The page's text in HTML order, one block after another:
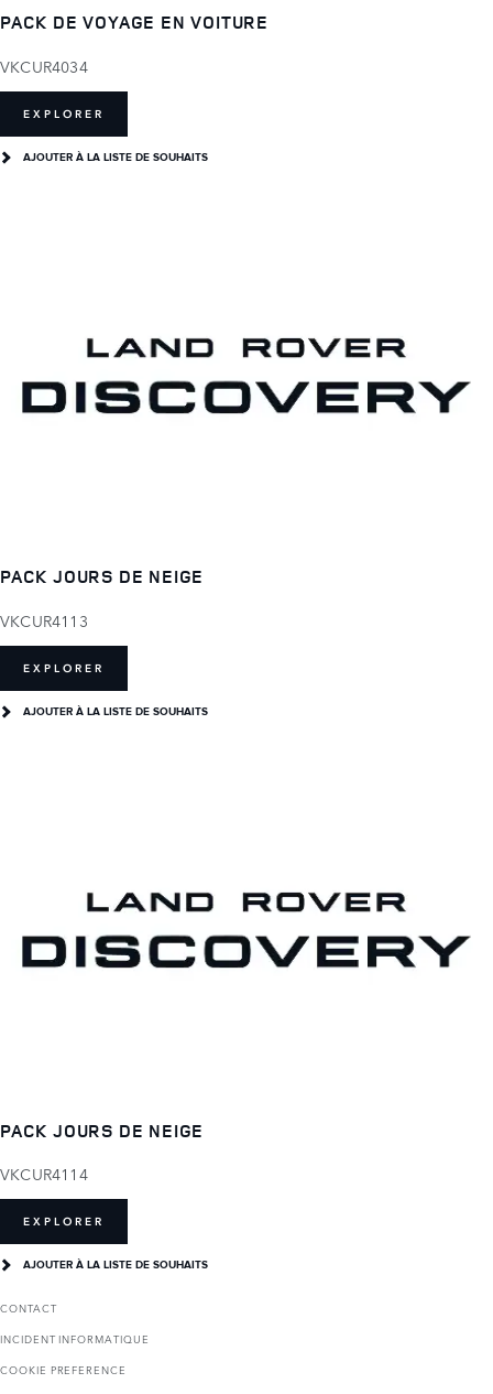
PACK DE VOYAGE EN VOITURE
VKCUR4034
EXPLORER
AJOUTER À LA LISTE DE SOUHAITS
PACK JOURS DE NEIGE
VKCUR4113
EXPLORER
AJOUTER À LA LISTE DE SOUHAITS
PACK JOURS DE NEIGE
VKCUR4114
EXPLORER
AJOUTER À LA LISTE DE SOUHAITS
CONTACT
INCIDENT INFORMATIQUE
COOKIE PREFERENCE